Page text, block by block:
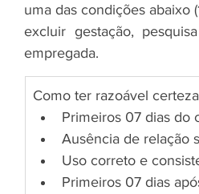
uma das condições abaixo
excluir gestação,
empregada.
Como ter razoável
Primeiros 07 dias do
Ausência de relação
Uso correto e
Primeiros 07 dias